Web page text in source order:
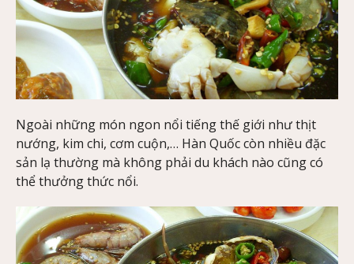
Ngoài những món ngon nổi tiếng thế giới như thịt
nướng, kim chi, cơm cuộn,… Hàn Quốc còn nhiều đặc
sản lạ thường mà không phải du khách nào cũng có
thể thưởng thức nổi.